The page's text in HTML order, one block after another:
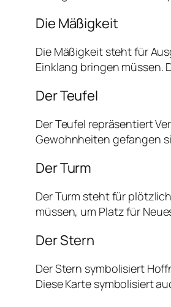
Die Mäßigkeit
Die Mäßigkeit steht für
Einklang bringen müssen.
Der Teufel
Der Teufel repräsentiert
Gewohnheiten gefangen
Der Turm
Der Turm steht für
müssen, um Platz für
Der Stern
Der Stern symbolisiert
Diese Karte symbolisiert